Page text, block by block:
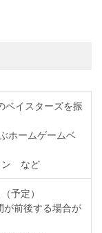
ベイスターズを振
ホームゲームベ
ン など
予定）
が前後する場合が